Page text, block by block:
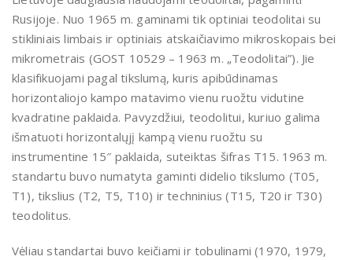
Rusijoje. Nuo 1965 m. gaminami tik optiniai teodolitai su
stikliniais limbais ir optiniais atskaičiavimo mikroskopais bei
mikrometrais (GOST 10529 – 1963 m. „Teodolitai”). Jie
klasifikuojami pagal tikslumą, kuris apibūdinamas
horizontaliojo kampo matavimo vienu ruožtu vidutine
kvadratine paklaida. Pavyzdžiui, teodolitui, kuriuo galima
išmatuoti horizontalųjį kampą vienu ruožtu su
instrumentine 15″ paklaida, suteiktas šifras T15. 1963 m.
standartu buvo numatyta gaminti didelio tikslumo (T05,
T1), tikslius (T2, T5, T10) ir techninius (T15, T20 ir T30)
teodolitus.
Vėliau standartai buvo keičiami ir tobulinami (1970, 1979,